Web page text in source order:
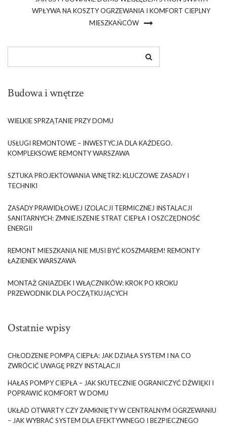
WPŁYWA NA KOSZTY OGRZEWANIA I KOMFORT CIEPLNY
MIESZKAŃCÓW
Budowa i wnętrze
WIELKIE SPRZĄTANIE PRZY DOMU
USŁUGI REMONTOWE – INWESTYCJA DLA KAŻDEGO.
KOMPLEKSOWE REMONTY WARSZAWA
SZTUKA PROJEKTOWANIA WNĘTRZ: KLUCZOWE ZASADY I
TECHNIKI
ZASADY PRAWIDŁOWEJ IZOLACJI TERMICZNEJ INSTALACJI
SANITARNYCH: ZMNIEJSZENIE STRAT CIEPŁA I OSZCZĘDNOŚĆ
ENERGII
REMONT MIESZKANIA NIE MUSI BYĆ KOSZMAREM! REMONTY
ŁAZIENEK WARSZAWA
MONTAŻ GNIAZDEK I WŁĄCZNIKÓW: KROK PO KROKU
PRZEWODNIK DLA POCZĄTKUJĄCYCH
Ostatnie wpisy
CHŁODZENIE POMPĄ CIEPŁA: JAK DZIAŁA SYSTEM I NA CO
ZWRÓCIĆ UWAGĘ PRZY INSTALACJI
HAŁAS POMPY CIEPŁA – JAK SKUTECZNIE OGRANICZYĆ DŹWIĘKI I
POPRAWIĆ KOMFORT W DOMU
UKŁAD OTWARTY CZY ZAMKNIĘTY W CENTRALNYM OGRZEWANIU
– JAK WYBRAĆ SYSTEM DLA EFEKTYWNEGO I BEZPIECZNEGO